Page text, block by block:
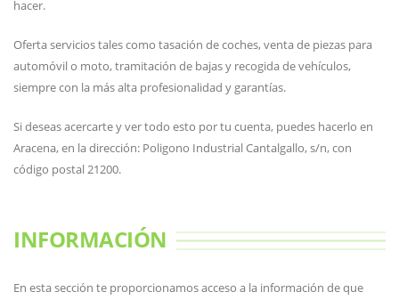
hacer.
Oferta servicios tales como tasación de coches, venta de piezas para
automóvil o moto, tramitación de bajas y recogida de vehículos,
siempre con la más alta profesionalidad y garantías.
Si deseas acercarte y ver todo esto por tu cuenta, puedes hacerlo en
Aracena, en la dirección: Poligono Industrial Cantalgallo, s/n, con
código postal 21200.
INFORMACIÓN
En esta sección te proporcionamos acceso a la información de que